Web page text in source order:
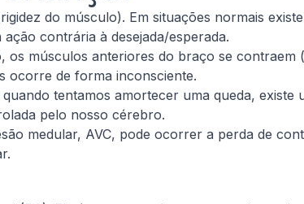
do músculo). Em situações normais
contrária à desejada/esperada.
músculos anteriores do braço se
ocorre de forma inconsciente.
tentamos amortecer uma queda,
pelo nosso cérebro.
medular, AVC, pode ocorrer a perda de